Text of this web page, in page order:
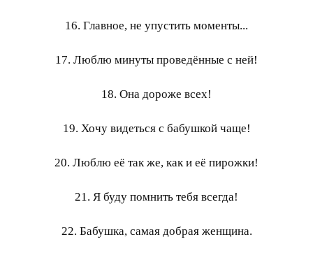
16. Главное, не упустить моменты...
17. Люблю минуты проведённые с ней!
18. Она дороже всех!
19. Хочу видеться с бабушкой чаще!
20. Люблю её так же, как и её пирожки!
21. Я буду помнить тебя всегда!
22. Бабушка, самая добрая женщина.